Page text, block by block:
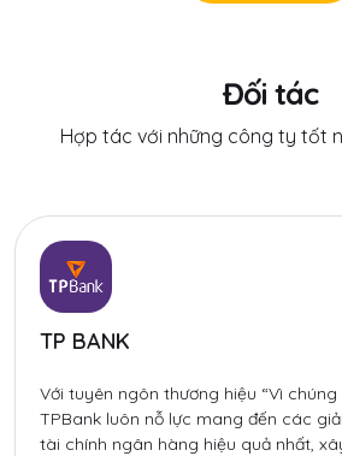
Đối tác
Hợp tác với những công ty tốt
TP BANK
Với tuyên ngôn thương hiệu “Vì chúng
TPBank luôn nỗ lực mang đến các
tài chính ngân hàng hiệu quả nhất,